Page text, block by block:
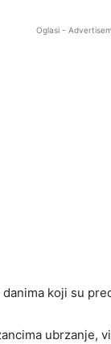
Oglasi -
koji su
ubrzanje,